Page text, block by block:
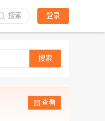
搜索 登录
搜索
查看